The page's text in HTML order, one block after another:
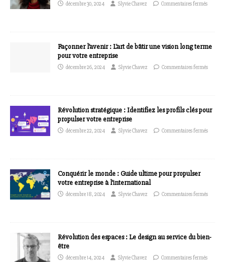
décembre 30, 2024 Slyvie Chavez Commentaires fermés
Façonner l’avenir : L’art de bâtir une vision long terme
pour votre entreprise
décembre 26, 2024 Slyvie Chavez Commentaires fermés
Révolution stratégique : Identifiez les profils clés pour
propulser votre entreprise
décembre 22, 2024 Slyvie Chavez Commentaires fermés
Conquérir le monde : Guide ultime pour propulser
votre entreprise à l’international
décembre 18, 2024 Slyvie Chavez Commentaires fermés
Révolution des espaces : Le design au service du bien-
être
décembre 14, 2024 Slyvie Chavez Commentaires fermés